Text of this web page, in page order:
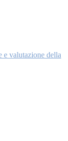
e valutazione della